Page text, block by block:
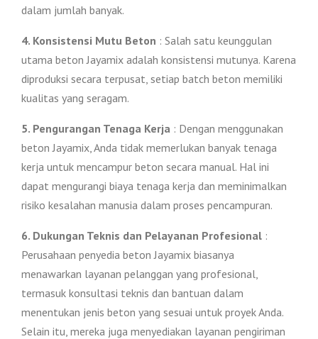
dalam jumlah banyak.
4. Konsistensi Mutu Beton : Salah satu keunggulan
utama beton Jayamix adalah konsistensi mutunya. Karena
diproduksi secara terpusat, setiap batch beton memiliki
kualitas yang seragam.
5. Pengurangan Tenaga Kerja : Dengan menggunakan
beton Jayamix, Anda tidak memerlukan banyak tenaga
kerja untuk mencampur beton secara manual. Hal ini
dapat mengurangi biaya tenaga kerja dan meminimalkan
risiko kesalahan manusia dalam proses pencampuran.
6. Dukungan Teknis dan Pelayanan Profesional :
Perusahaan penyedia beton Jayamix biasanya
menawarkan layanan pelanggan yang profesional,
termasuk konsultasi teknis dan bantuan dalam
menentukan jenis beton yang sesuai untuk proyek Anda.
Selain itu, mereka juga menyediakan layanan pengiriman